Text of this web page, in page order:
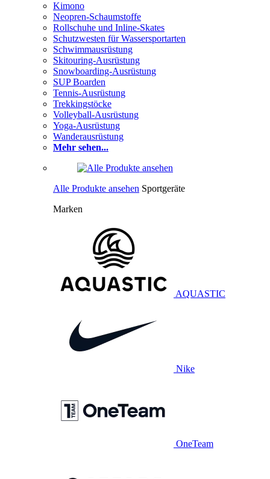
Kimono
Neopren-Schaumstoffe
Rollschuhe und Inline-Skates
Schutzwesten für Wassersportarten
Schwimmausrüstung
Skitouring-Ausrüstung
Snowboarding-Ausrüstung
SUP Boarden
Tennis-Ausrüstung
Trekkingstöcke
Volleyball-Ausrüstung
Yoga-Ausrüstung
Wanderausrüstung
Mehr sehen...
Alle Produkte ansehen Sportgeräte
Marken
AQUASTIC
Nike
OneTeam